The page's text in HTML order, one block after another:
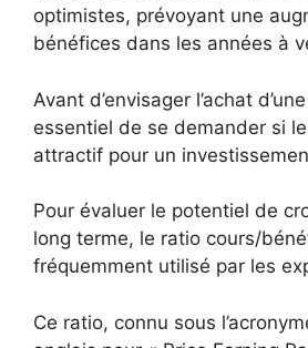
optimistes, prévoyant une
bénéfices dans les années à
Avant d’envisager l’achat
essentiel de se demander si
attractif pour un
Pour évaluer le potentiel de
long terme, le ratio cours/
fréquemment utilisé par les
Ce ratio, connu sous